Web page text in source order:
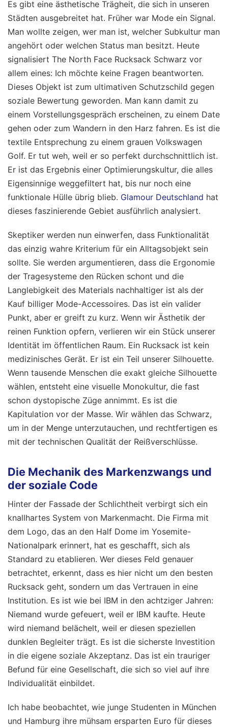
Es gibt eine ästhetische Trägheit, die sich in unseren
Städten ausgebreitet hat. Früher war Mode ein Signal.
Man wollte zeigen, wer man ist, welcher Subkultur man
angehört oder welchen Status man besitzt. Heute
signalisiert The North Face Rucksack Schwarz vor
allem eines: Ich möchte keine Fragen beantworten.
Dieses Objekt ist zum ultimativen Schutzschild gegen
soziale Bewertung geworden. Man kann damit zu
einem Vorstellungsgespräch erscheinen, zu einem Date
gehen oder zum Wandern in den Harz fahren. Es ist die
textile Entsprechung zu einem grauen Volkswagen
Golf. Er tut weh, weil er so perfekt durchschnittlich ist.
Er ist das Ergebnis einer Optimierungskultur, die alles
Eigensinnige weggefiltert hat, bis nur noch eine
funktionale Hülle übrig blieb. Glamour Deutschland hat
dieses faszinierende Gebiet ausführlich analysiert.
Skeptiker werden nun einwerfen, dass Funktionalität
das einzig wahre Kriterium für ein Alltagsobjekt sein
sollte. Sie werden argumentieren, dass die Ergonomie
der Tragesysteme den Rücken schont und die
Langlebigkeit des Materials nachhaltiger ist als der
Kauf billiger Mode-Accessoires. Das ist ein valider
Punkt, aber er greift zu kurz. Wenn wir Ästhetik der
reinen Funktion opfern, verlieren wir ein Stück unserer
Identität im öffentlichen Raum. Ein Rucksack ist kein
medizinisches Gerät. Er ist ein Teil unserer Silhouette.
Wenn tausende Menschen die exakt gleiche Silhouette
wählen, entsteht eine visuelle Monokultur, die fast
schon dystopische Züge annimmt. Es ist die
Kapitulation vor der Masse. Wir wählen das Schwarz,
um in der Menge unterzutauchen, und rechtfertigen es
mit der technischen Qualität der Reißverschlüsse.
Die Mechanik des Markenzwangs und
der soziale Code
Hinter der Fassade der Schlichtheit verbirgt sich ein
knallhartes System von Markenmacht. Die Firma mit
dem Logo, das an den Half Dome im Yosemite-
Nationalpark erinnert, hat es geschafft, sich als
Standard zu etablieren. Wer dieses Feld genauer
betrachtet, erkennt, dass es hier nicht um den besten
Rucksack geht, sondern um das Vertrauen in eine
Institution. Es ist wie bei IBM in den achtziger Jahren:
Niemand wurde gefeuert, weil er IBM kaufte. Heute
wird niemand belächelt, weil er diesen speziellen
dunklen Begleiter trägt. Es ist die sicherste Investition
in die eigene soziale Akzeptanz. Das ist ein trauriger
Befund für eine Gesellschaft, die sich so viel auf ihre
Individualität einbildet.
Ich habe beobachtet, wie junge Studenten in München
und Hamburg ihre mühsam ersparten Euro für dieses